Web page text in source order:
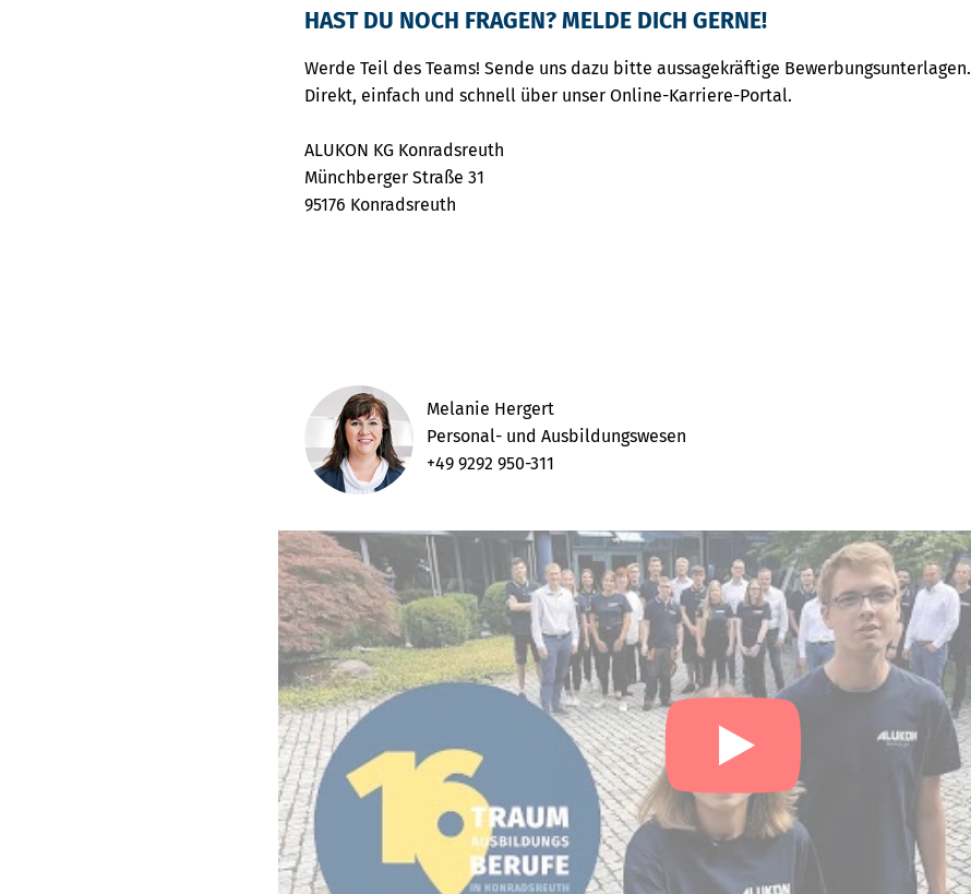
HAST DU NOCH FRAGEN? MELDE DICH GERNE!
Werde Teil des Teams! Sende uns dazu bitte aussagekräftige Bewerbungsunterlagen.
Direkt, einfach und schnell über unser Online-Karriere-Portal.
ALUKON KG Konradsreuth
Münchberger Straße 31
95176 Konradsreuth
Melanie Hergert
Personal- und Ausbildungswesen
+49 9292 950-311